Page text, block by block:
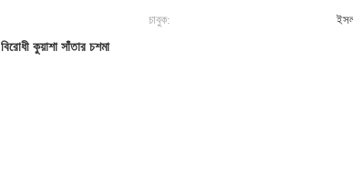
চাবুক:
বিরোধী কুয়াশা সাঁতার চশমা